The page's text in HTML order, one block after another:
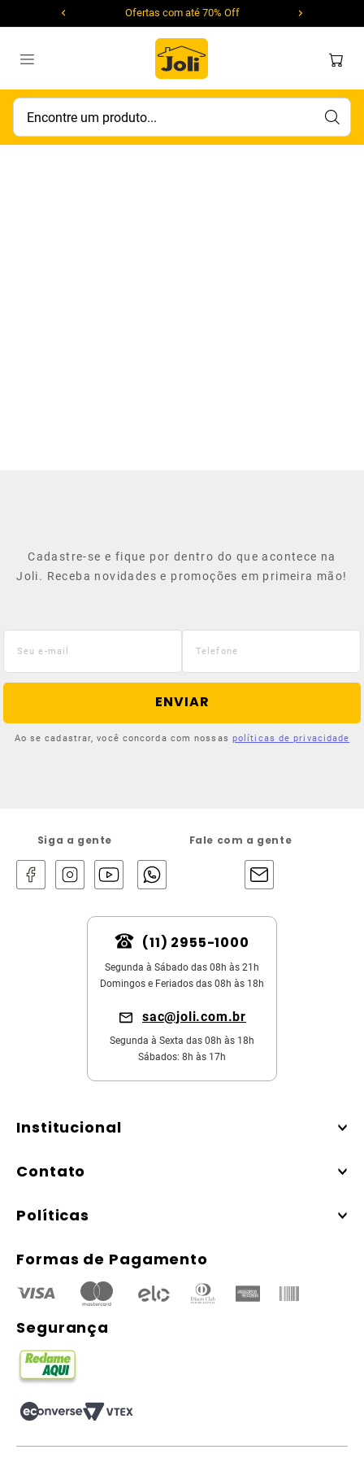
Ofertas com até 70% Off
Encontre um produto...
Cadastre-se e fique por dentro do que acontece na
Joli. Receba novidades e promoções em primeira mão!
ENVIAR
Ao se cadastrar, você concorda com nossas políticas de privacidade
Siga a gente Fale com a gente
(11) 2955-1000
Segunda à Sábado das 08h às 21h
Domingos e Feriados das 08h às 18h
sac@joli.com.br
Segunda à Sexta das 08h às 18h
Sábados: 8h às 17h
Institucional
Contato
Políticas
Formas de Pagamento
Segurança